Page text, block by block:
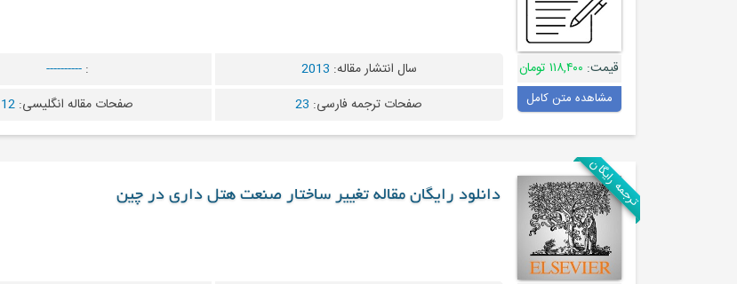
قیمت: ۱۱۸,۴۰۰ تومان
مشاهده متن کامل
سال انتشار مقاله: 2013
:
----------
صفحات ترجمه فارسی: 23 صفحات مقاله انگلیسی: 12
ترجمه رایگان دانلود رایگان مقاله تغییر ساختار صنعت هتل داری در چین